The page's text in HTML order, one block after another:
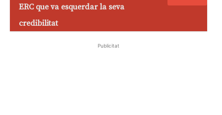
ERC que va esquerdar la seva
credibilitat
Publicitat